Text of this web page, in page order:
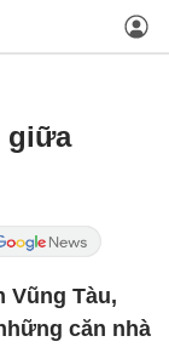
giữa
Vũng Tàu,
căn nhà